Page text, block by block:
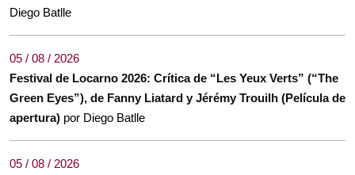
Diego Batlle
05 / 08 / 2026
Festival de Locarno 2026: Crítica de “Les Yeux Verts” (“The
Green Eyes”), de Fanny Liatard y Jérémy Trouilh (Película de
apertura) por Diego Batlle
05 / 08 / 2026